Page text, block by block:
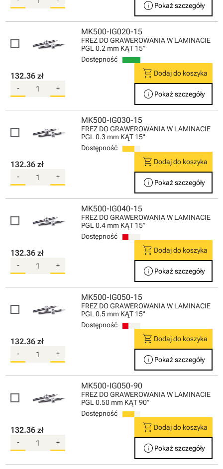
info Pokaż szczegóły
MK500-IG020-15
FREZ DO GRAWEROWANIA W LAMINACIE
PGL 0.2 mm KĄT 15°
Dostępność
132.36 zł
- +
shopping_cart Dodaj do koszyka
info Pokaż szczegóły
MK500-IG030-15
FREZ DO GRAWEROWANIA W LAMINACIE
PGL 0.3 mm KĄT 15°
Dostępność
132.36 zł
- +
shopping_cart Dodaj do koszyka
info Pokaż szczegóły
MK500-IG040-15
FREZ DO GRAWEROWANIA W LAMINACIE
PGL 0.4 mm KĄT 15°
Dostępność
132.36 zł
- +
shopping_cart Dodaj do koszyka
info Pokaż szczegóły
MK500-IG050-15
FREZ DO GRAWEROWANIA W LAMINACIE
PGL 0.5 mm KĄT 15°
Dostępność
132.36 zł
- +
shopping_cart Dodaj do koszyka
info Pokaż szczegóły
MK500-IG050-90
FREZ DO GRAWEROWANIA W LAMINACIE
PGL 0.50 mm KĄT 90°
Dostępność
132.36 zł
- +
shopping_cart Dodaj do koszyka
info Pokaż szczegóły